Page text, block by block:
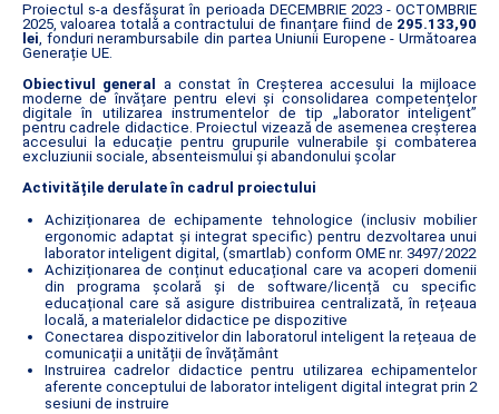
Proiectul s-a desfășurat în perioada DECEMBRIE 2023 - OCTOMBRIE
2025, valoarea totală a contractului de finanțare fiind de 295.133,90
lei, fonduri nerambursabile din partea Uniunii Europene - Următoarea
Generație UE.
Obiectivul general
a constat în Creșterea accesului la mijloace
moderne de învățare pentru elevi și consolidarea competențelor
digitale în utilizarea instrumentelor de tip „laborator inteligent”
pentru cadrele didactice. Proiectul vizează de asemenea creșterea
accesului la educație pentru grupurile vulnerabile și combaterea
excluziunii sociale, absenteismului și abandonului școlar
Activitățile derulate în cadrul proiectului
Achiziționarea de echipamente tehnologice (inclusiv mobilier
ergonomic adaptat și integrat specific) pentru dezvoltarea unui
laborator inteligent digital, (smartlab) conform OME nr. 3497/2022
Achiziționarea de conținut educațional care va acoperi domenii
din programa școlară și de software/licență cu specific
educațional care să asigure distribuirea centralizată, în rețeaua
locală, a materialelor didactice pe dispozitive
Conectarea dispozitivelor din laboratorul inteligent la rețeaua de
comunicații a unității de învățământ
Instruirea cadrelor didactice pentru utilizarea echipamentelor
aferente conceptului de laborator inteligent digital integrat prin 2
sesiuni de instruire